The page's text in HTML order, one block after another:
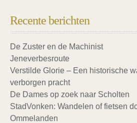
Recente berichten
De Zuster en de Machinist
Jeneverbesroute
Verstilde Glorie – Een historische
verborgen pracht
De Dames op zoek naar Scholten
StadVonken: Wandelen of fietsen
Ommelanden